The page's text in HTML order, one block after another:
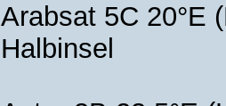
Arabsat 5C 20°E
Halbinsel